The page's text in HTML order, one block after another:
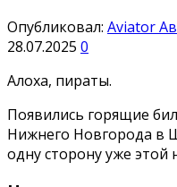
Опубликовал: Aviator
28.07.2025 0
Алоха, пираты.
Появились горящие
Нижнего Новгорода в
одну сторону уже этой